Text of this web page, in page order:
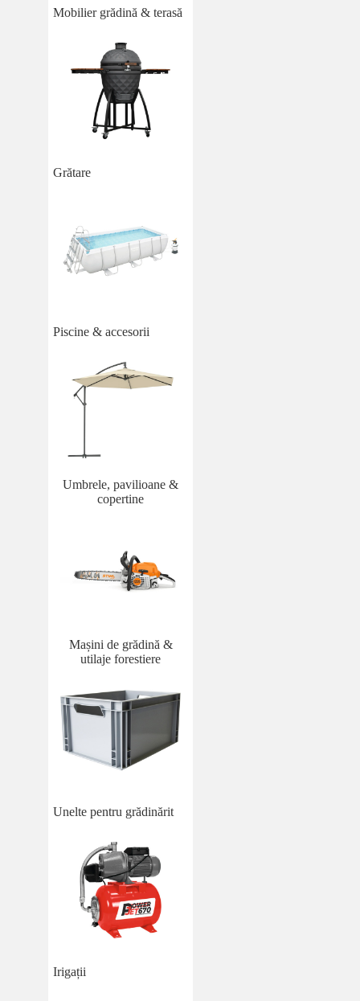
Mobilier grădină & terasă
Grătare
Piscine & accesorii
Umbrele, pavilioane &
copertine
Mașini de grădină &
utilaje forestiere
Unelte pentru grădinărit
Irigații